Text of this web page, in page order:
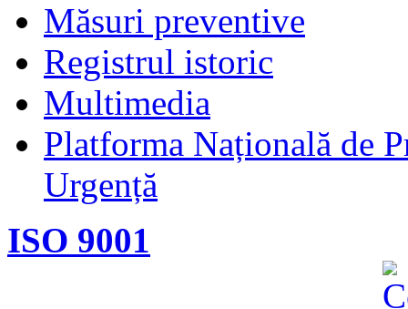
Măsuri preventive
Registrul istoric
Multimedia
Platforma Națională de
Urgență
ISO 9001